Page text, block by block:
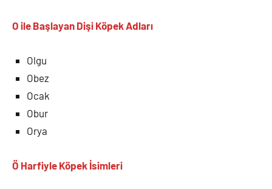
O ile Başlayan Dişi Köpek Adları
Olgu
Obez
Ocak
Obur
Orya
Ö Harfiyle Köpek İsimleri